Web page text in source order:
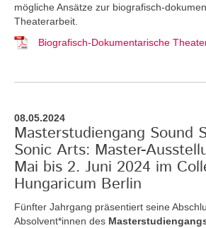
mögliche Ansätze zur biografisch-
Theaterarbeit.
Biografisch-Dokumentarische
08.05.2024
Masterstudiengang Sound
Sonic Arts: Master-
Mai bis 2. Juni 2024 im
Hungaricum Berlin
Fünfter Jahrgang präsentiert seine
Absolvent*innen des